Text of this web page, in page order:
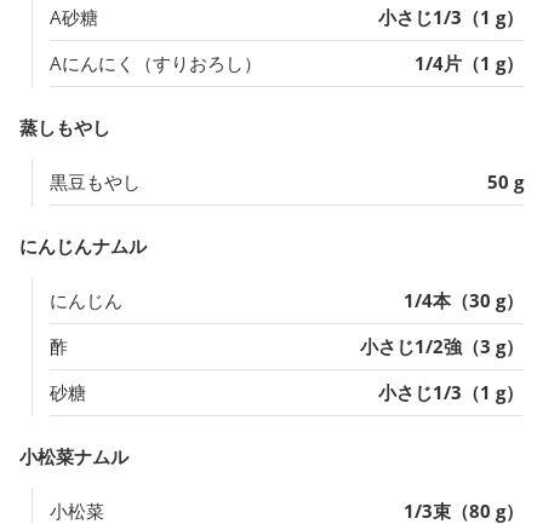
A砂糖
小さじ1/3（1 g）
Aにんにく（すりおろし）
1/4片（1 g）
蒸しもやし
黒豆もやし 50 g
にんじんナムル
にんじん
1/4本（30 g）
酢
小さじ1/2強（3 g）
砂糖
小さじ1/3（1 g）
小松菜ナムル
小松菜
1/3束（80 g）